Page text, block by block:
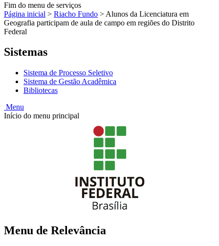
Fim do menu de serviços
Página inicial > Riacho Fundo > Alunos da Licenciatura em
Geografia participam de aula de campo em regiões do Distrito
Federal
Sistemas
Sistema de Processo Seletivo
Sistema de Gestão Acadêmica
Bibliotecas
Menu
Início do menu principal
Menu de Relevância